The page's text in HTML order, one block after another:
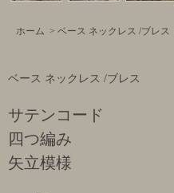
ホーム > ベース ネックレス /ブレス
ベース ネックレス /ブレス
サテンコード
四つ編み
矢立模様